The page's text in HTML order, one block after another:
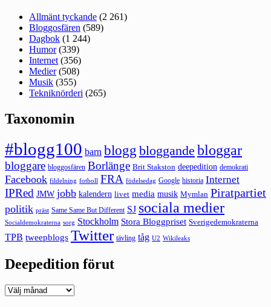
Allmänt tyckande (2 261)
Bloggosfären (589)
Dagbok (1 244)
Humor(339)
Internet (356)
Medier(508)
Musik (355)
Tekniknörderi (265)
Taxonomin
#blogg100 barn blogg bloggande bloggar
bloggare bloggosfären Borlänge Brit Stakston deepedition demokrati
Facebook fildelning fotboll FRA födelsedag Google historia Internet
IPRed JMW jobb kalendern livet media musik Mymlan Piratpartiet
politik präst Same Same But Different SJ sociala medier
Socialdemokraterna sorg Stockholm Stora Bloggpriset Sverigedemokraterna
TPB tweepblogs Twitter tävling tåg U2 Wikileaks
Deepedition förut
Deepedition